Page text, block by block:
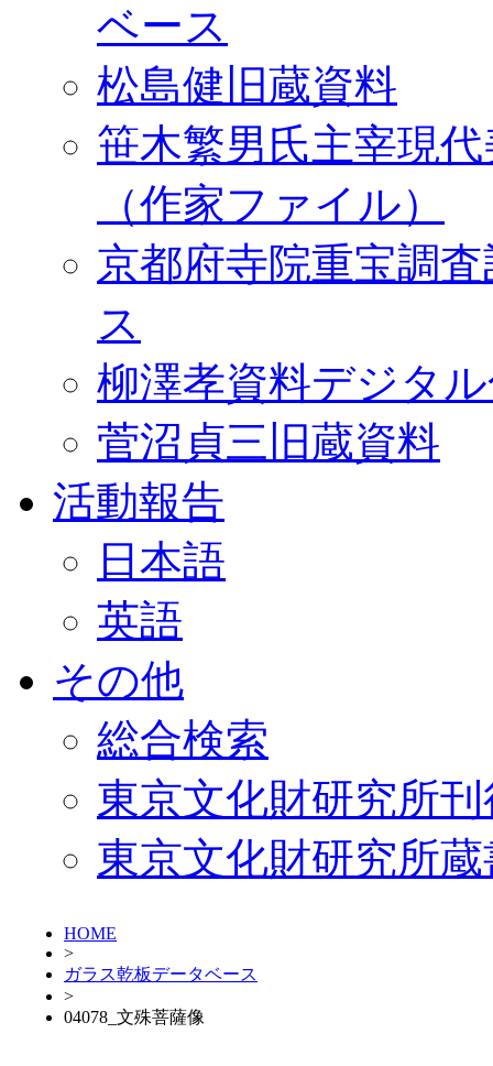
ベース
松島健旧蔵資料
笹木繁男氏主宰現
（作家ファイル）
京都府寺院重宝調
ス
柳澤孝資料デジタ
菅沼貞三旧蔵資料
活動報告
日本語
英語
その他
総合検索
東京文化財研究所
東京文化財研究所
HOME
>
ガラス乾板データベース
>
04078_文殊菩薩像